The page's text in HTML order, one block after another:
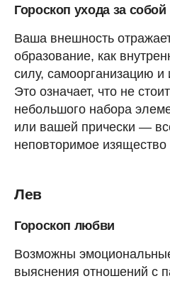
Гороскоп ухода за собой
Ваша внешность
образование, как
силу, самоорганизацию и
Это означает, что не
небольшого набора
или вашей прически —
неповторимое изящество
Лев
Гороскоп любви
Возможны
выяснения отношений с